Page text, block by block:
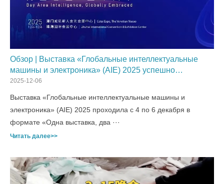
Обзор | Выставка «Глобальные интеллектуальные
машины и электроника» (AIE) 2025 успешно
завершилась!
2025-12-06
Выставка «Глобальные интеллектуальные машины и
электроника» (AIE) 2025 проходила с 4 по 6 декабря в
формате «Одна выставка, два ···
Читать далее>>